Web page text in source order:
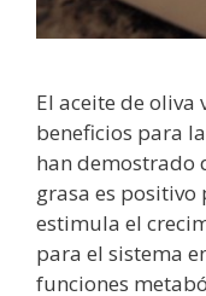
El aceite de
beneficios para
han demostrado
grasa es positivo
estimula el
para el sistema
funciones